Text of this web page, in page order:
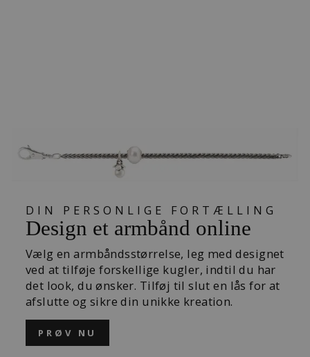
DIN PERSONLIGE FORTÆLLING
Design et armbånd online
Vælg en armbåndsstørrelse, leg med designet
ved at tilføje forskellige kugler, indtil du har
det look, du ønsker. Tilføj til slut en lås for at
afslutte og sikre din unikke kreation.
PRØV NU